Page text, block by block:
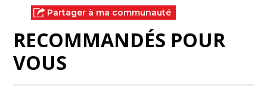
Partager à ma communauté
RECOMMANDÉS POUR
VOUS